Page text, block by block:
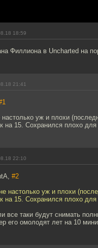
18:59
Филлиона в Uncharted на
21:41
настолько уж и плохи
на 15. Сохранился плохо
22:10
#2
настолько уж и плохи
на 15. Сохранился плохо
все таки будут снимать
его омолодят лет на 10